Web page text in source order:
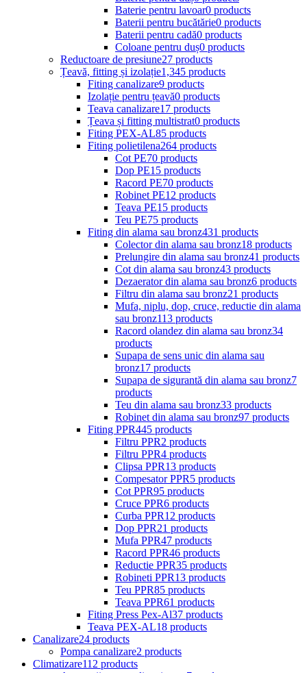
Baterie pentru lavoar0 products
Baterii pentru bucătărie0 products
Baterii pentru cadă0 products
Coloane pentru duș0 products
Reductoare de presiune27 products
Țeavă, fitting și izolație1,345 products
Fiting canalizare9 products
Izolație pentru țeavă0 products
Teava canalizare17 products
Țeava și fitting multistrat0 products
Fiting PEX-AL85 products
Fiting polietilena264 products
Cot PE70 products
Dop PE15 products
Racord PE70 products
Robinet PE12 products
Teava PE15 products
Teu PE75 products
Fiting din alama sau bronz431 products
Colector din alama sau bronz18 products
Prelungire din alama sau bronz41 products
Cot din alama sau bronz43 products
Dezaerator din alama sau bronz6 products
Filtru din alama sau bronz21 products
Mufa, niplu, dop, cruce, reductie din alama
sau bronz113 products
Racord olandez din alama sau bronz34
products
Supapa de sens unic din alama sau
bronz17 products
Supapa de sigurantă din alama sau bronz7
products
Teu din alama sau bronz33 products
Robinet din alama sau bronz97 products
Fiting PPR445 products
Filtru PPR2 products
Filtru PPR4 products
Clipsa PPR13 products
Compesator PPR5 products
Cot PPR95 products
Cruce PPR6 products
Curba PPR12 products
Dop PPR21 products
Mufa PPR47 products
Racord PPR46 products
Reductie PPR35 products
Robineti PPR13 products
Teu PPR85 products
Teava PPR61 products
Fiting Press Pex-Al37 products
Teava PEX-AL18 products
Canalizare24 products
Pompa canalizare2 products
Climatizare112 products